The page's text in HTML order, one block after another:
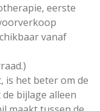
eerste
vanaf
is het beter om de
bijlage alleen